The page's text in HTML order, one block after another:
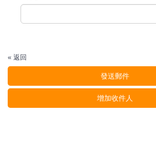
« 返回
發送郵件
增加收件人